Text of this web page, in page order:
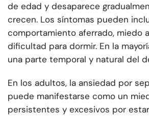
de edad y desaparece
crecen. Los síntomas pueden
comportamiento aferrado, miedo
dificultad para dormir. En la
una parte temporal y natural del
En los adultos, la ansiedad por
puede manifestarse como un
persistentes y excesivos por